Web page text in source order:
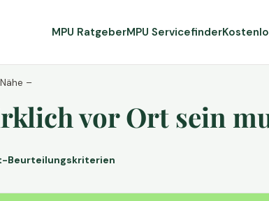
MPU RatgeberMPU Servicefinder
–
vor Ort sein
Beurteilungskriterien